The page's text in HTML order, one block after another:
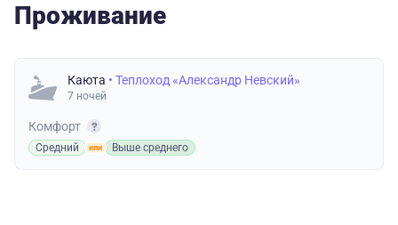
Проживание
Каюта • Теплоход «Александр Невский»
7 ночей
Комфорт
Средний Выше среднего